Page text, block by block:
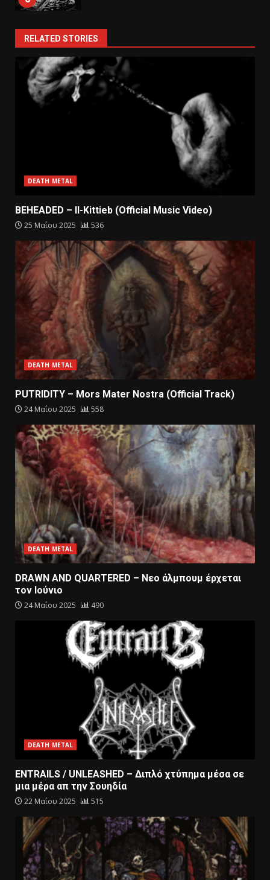
RELATED STORIES
DEATH METAL
BEHEADED – Il-Kittieb (Official Music Video)
25 Μαΐου 2025 536
DEATH METAL
PUTRIDITY – Mors Mater Nostra (Official Track)
24 Μαΐου 2025 558
DEATH METAL
DRAWN AND QUARTERED – Nεο άλμπουμ έρχεται
τον Ιούνιο
24 Μαΐου 2025 490
DEATH METAL
ENTRAILS / UNLEASHED – Διπλό χτύπημα μέσα σε
μια μέρα απ την Σουηδία
22 Μαΐου 2025 515